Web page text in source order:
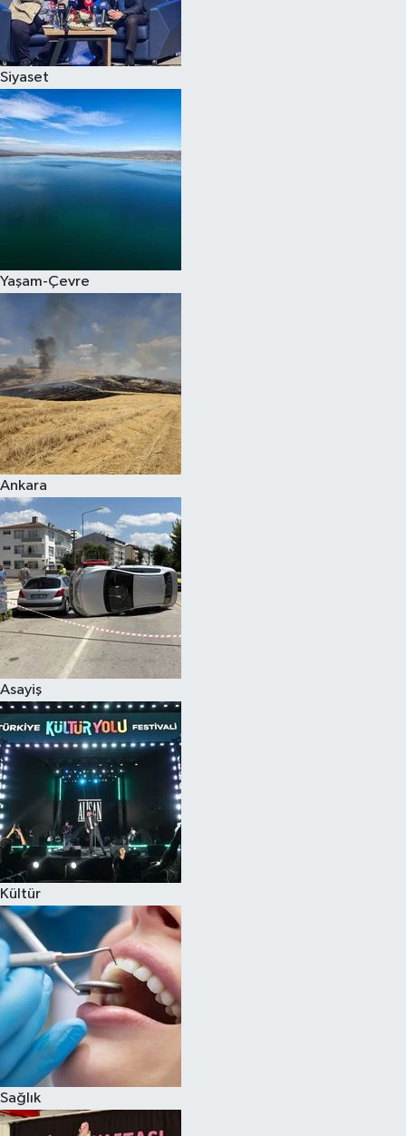
Siyaset
Yaşam-Çevre
Ankara
Asayiş
Kültür
Sağlık
Spor
Çocuk
Eğitim
Kim kimdir?
Kültür Sanat
Sağlık
Siyaset
Teknoloji
Televizyon
Yaşam-Çevre